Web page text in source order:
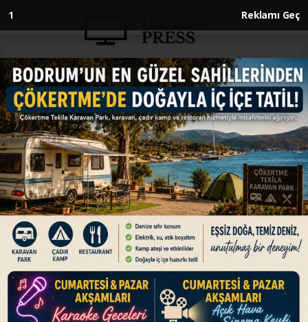
Anasayfa SPOR
A Milli Futbol Takımı, Los
Angeles'taki ilk idmanını yaptı
SPOR
24.06.2026 - 10:05, Güncelleme: 24.06.2026 - 10:05
2026 FIFA Dünya Kupası'ndaki üçüncü ve son
maçında 26 Haziran Cuma günü TSİ 05.00'te
ABD ile karşılaşacak A Milli Futbol Takımı,
karşılaşmanın oynanacağı Los Angeles'ta ilk
antrenmanını gerçekleştirdi.